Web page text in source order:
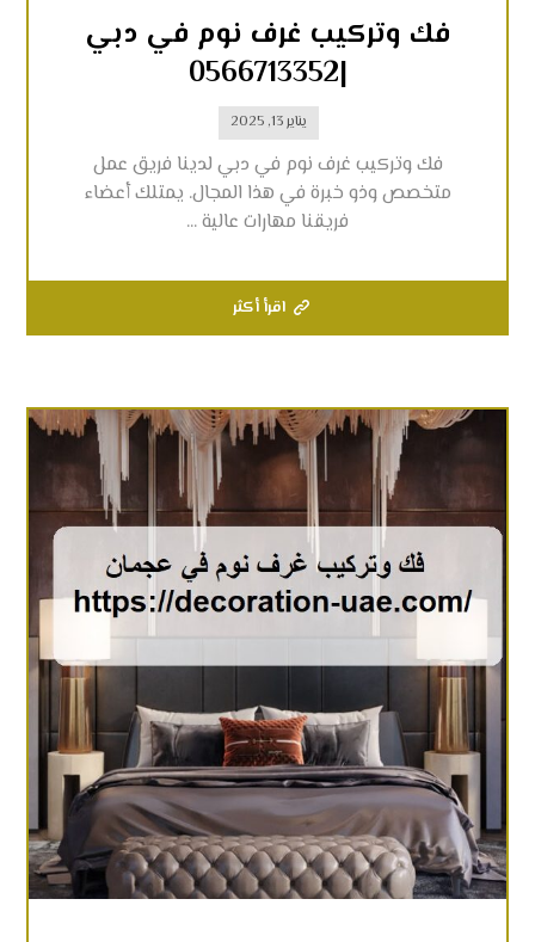
فك وتركيب غرف نوم في دبي
|0566713352
يناير 13, 2025
فك وتركيب غرف نوم في دبي لدينا فريق عمل
متخصص وذو خبرة في هذا المجال. يمتلك أعضاء
فريقنا مهارات عالية ...
اقرأ أكثر